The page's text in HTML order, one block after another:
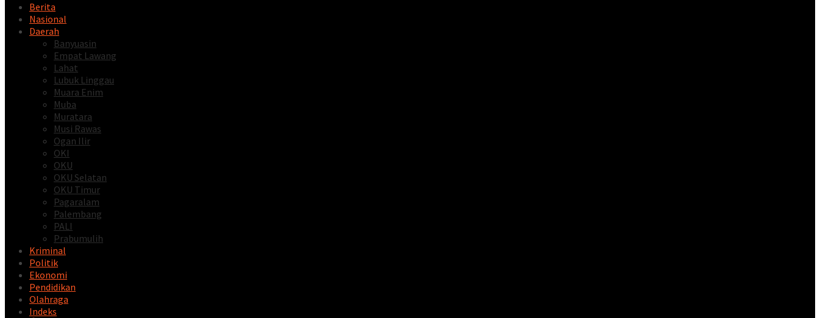
Berita
Nasional
Daerah
Banyuasin
Empat Lawang
Lahat
Lubuk Linggau
Muara Enim
Muba
Muratara
Musi Rawas
Ogan Ilir
OKI
OKU
OKU Selatan
OKU Timur
Pagaralam
Palembang
PALI
Prabumulih
Kriminal
Politik
Ekonomi
Pendidikan
Olahraga
Indeks